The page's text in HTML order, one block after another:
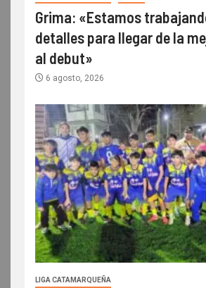
Grima: «Estamos
detalles para llegar de la
al debut»
6 agosto, 2026
LIGA CATAMARQUEÑA